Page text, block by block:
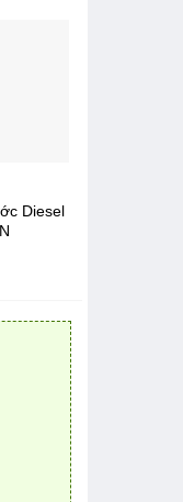
Diesel